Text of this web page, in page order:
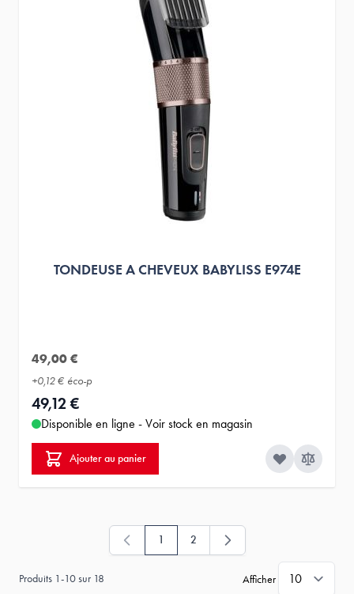
TONDEUSE A CHEVEUX BABYLISS E974E
49,00 €
+0,12 € éco-p
49,12 €
Disponible en ligne - Voir stock en magasin
Ajouter au panier
Produits 1-10sur 18
Vous lisez actuellement la page
1 Page
2
Afficher